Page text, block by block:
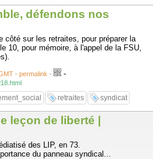
et de l’école publique. Ils ne
de chaque renoncement.
est une défaite idéologique qui laisse
le ministère expose encore davantage
et toutes les femmelettes, tous
toutes les gouines et toutes les
tou-te-s les trans, tous les mecs qui
qui aiment des nanas, tous les
des mecs et des nanas, toutes
aiment les voitures, toutes celles et
l’existence dans ce système normé et
du masculin et du féminin.
; et elle n’est pas souhaitable.
défendons nos
côté sur les retraites, pour préparer la
10, pour mémoire, à l'appel de la FSU,
- permalink - -
retraites syndicat
leçon de liberté |
des LIP, en 73.
du panneau syndical...